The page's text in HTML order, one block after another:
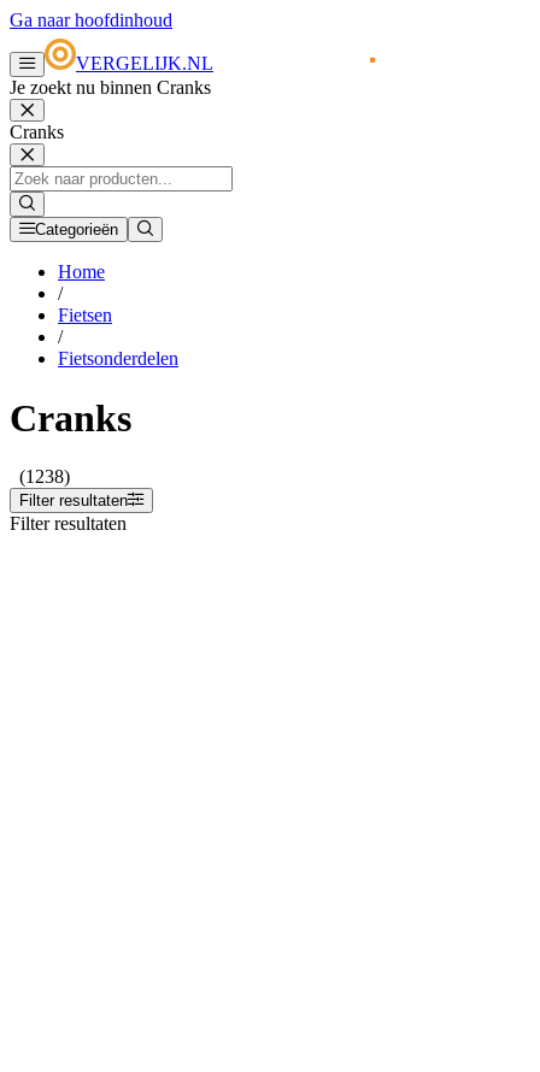
Ga naar hoofdinhoud
VERGELIJK.NL
Je zoekt nu binnen Cranks
Cranks
Categorieën
Home
/
Fietsen
/
Fietsonderdelen
Cranks
(1238)
Filter resultaten
Filter resultaten